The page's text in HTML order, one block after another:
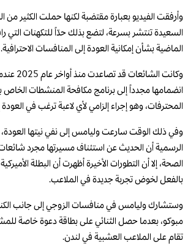
وأرفقت الفيديو بعبارة مقتضبة لكنها حملت الكثير من
السعيدة تنتشر بسرعة، لتضع بذلك حدّاً للتكهنات التي
الماضية بشأن إمكانية العودة إلى المنافسات الاحترافية.
وكانت
انضمامها مجدداً إلى برنامج مكافحة المنشطات الخاص
المحترفات، وهو إجراء إلزامي لأي لاعبة ترغب في
وفي ذلك الوقت سارعت وليامس إلى نفي نيتها العودة،
الرسمية أن الحديث عن استئناف مسيرتها مجرد
الصحة، إلا أن التطورات الأخيرة أظهرت أن البطلة
بالفعل لخوض تجربة جديدة في الملاعب.
وستشارك وليامس في منافسات الزوجي إلى جانب
مبوكو، بعدما حصل الثنائي على بطاقة دعوة خاصة
تقام على الملاعب العشبية في لندن.